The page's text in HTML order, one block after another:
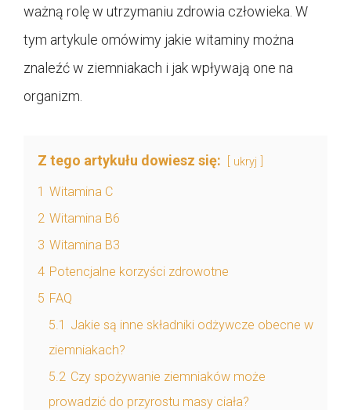
ważną rolę w utrzymaniu zdrowia człowieka. W
tym artykule omówimy jakie witaminy można
znaleźć w ziemniakach i jak wpływają one na
organizm.
Z tego artykułu dowiesz się: ukryj
1 Witamina C
2 Witamina B6
3 Witamina B3
4 Potencjalne korzyści zdrowotne
5 FAQ
5.1 Jakie są inne składniki odżywcze obecne w
ziemniakach?
5.2 Czy spożywanie ziemniaków może
prowadzić do przyrostu masy ciała?